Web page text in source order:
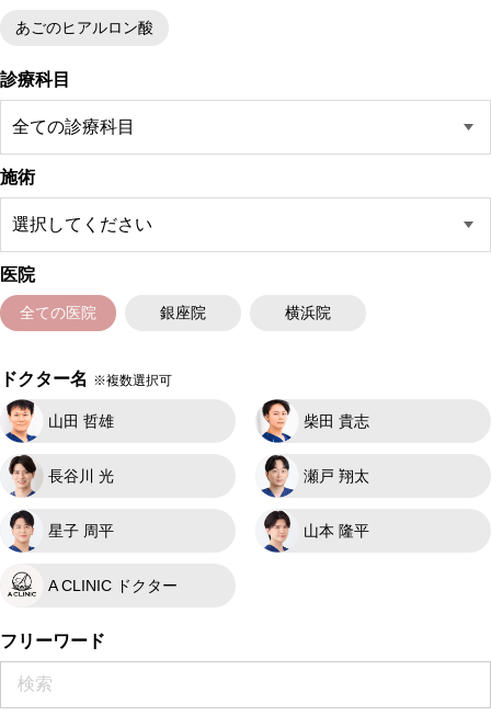
あごのヒアルロン酸
診療科目
施術
医院
全ての医院 銀座院 横浜院
ドクター名 ※複数選択可
山田 哲雄 柴田 貴志
長谷川 光 瀬戸 翔太
星子 周平 山本 隆平
A CLINIC ドクター
フリーワード